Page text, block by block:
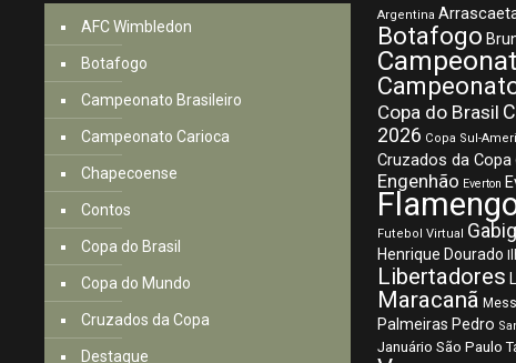
AFC Wimbledon
Botafogo
Campeonato Brasileiro
Campeonato Carioca
Chapecoense
Contos
Copa do Brasil
Copa do Mundo
Cruzados da Copa
Destaque
Argentina
Botafogo
Copa do Brasil
2026 Copa Sul-
Cruzados da Copa
Engenhão Everton
Futebol Virtual
Henrique Dourado
Libertadores
Maracanã
Palmeiras Pedro
Januário São Paulo